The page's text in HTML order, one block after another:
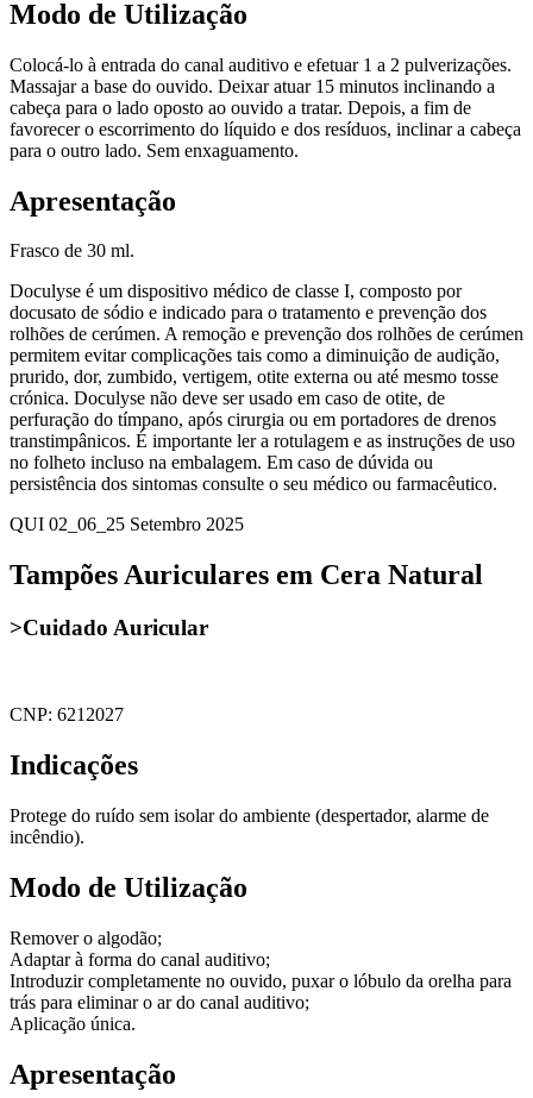
Modo de Utilização
Colocá-lo à entrada do canal auditivo e efetuar 1 a 2 pulverizações.
Massajar a base do ouvido. Deixar atuar 15 minutos inclinando a
cabeça para o lado oposto ao ouvido a tratar. Depois, a fim de
favorecer o escorrimento do líquido e dos resíduos, inclinar a cabeça
para o outro lado. Sem enxaguamento.
Apresentação
Frasco de 30 ml.
Doculyse é um dispositivo médico de classe I, composto por
docusato de sódio e indicado para o tratamento e prevenção dos
rolhões de cerúmen. A remoção e prevenção dos rolhões de cerúmen
permitem evitar complicações tais como a diminuição de audição,
prurido, dor, zumbido, vertigem, otite externa ou até mesmo tosse
crónica. Doculyse não deve ser usado em caso de otite, de
perfuração do tímpano, após cirurgia ou em portadores de drenos
transtimpânicos. É importante ler a rotulagem e as instruções de uso
no folheto incluso na embalagem. Em caso de dúvida ou
persistência dos sintomas consulte o seu médico ou farmacêutico.
QUI 02_06_25 Setembro 2025
Tampões Auriculares em Cera Natural
>Cuidado Auricular
CNP: 6212027
Indicações
Protege do ruído sem isolar do ambiente (despertador, alarme de
incêndio).
Modo de Utilização
Remover o algodão;
Adaptar à forma do canal auditivo;
Introduzir completamente no ouvido, puxar o lóbulo da orelha para
trás para eliminar o ar do canal auditivo;
Aplicação única.
Apresentação